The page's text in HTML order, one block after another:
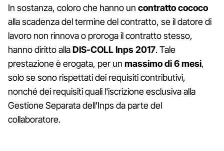
In sostanza, coloro che hanno un contratto cococo
alla scadenza del termine del contratto, se il datore di
lavoro non rinnova o proroga il contratto stesso,
hanno diritto allaDIS-COLL Inps 2017. Tale
prestazione è erogata, per un massimo di 6 mesi,
solo se sono rispettati dei requisiti contributivi,
nonché dei requisiti quali l'iscrizione esclusiva alla
Gestione Separata dell'Inps da parte del
collaboratore.